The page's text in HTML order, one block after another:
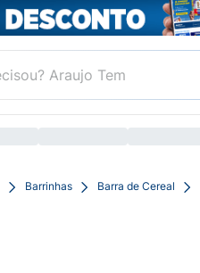
Barrinhas Barra de Cereal